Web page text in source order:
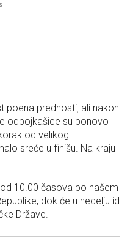
poena prednosti, ali nakon
odbojkašice su ponovo
od velikog
sreće u finišu. Na kraju
10.00 časova po našem
dok će u nedelju id
Države.